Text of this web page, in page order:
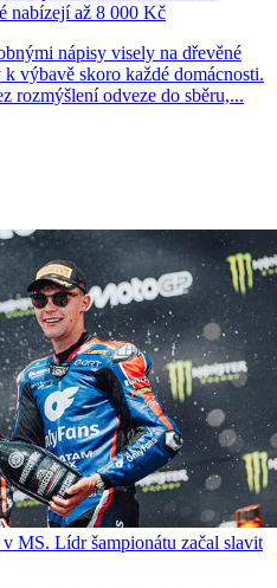
nabízejí až 8 000 Kč
nápisy visely na dřevěné
výbavě skoro každé domácnosti.
rozmýšlení odveze do sběru,...
MS. Lídr šampionátu začal slavit